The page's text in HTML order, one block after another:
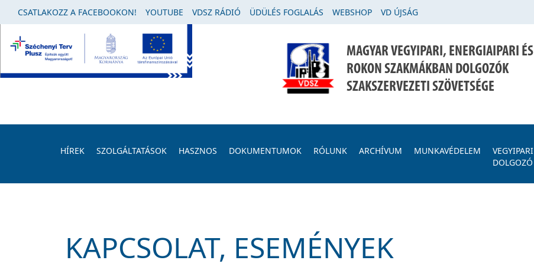
CSATLAKOZZ A FACEBOOKON! YOUTUBE VDSZ RÁDIÓ ÜDÜLÉS FOGLALÁS WEBSHOP VD ÚJSÁG
MAGYAR VEGYIPARI, ENERGIAIPARI ÉS
ROKON SZAKMÁKBAN DOLGOZÓK
SZAKSZERVEZETI SZÖVETSÉGE
HÍREK SZOLGÁLTATÁSOK HASZNOS DOKUMENTUMOK RÓLUNK ARCHÍVUM MUNKAVÉDELEM
VEGYIPARI
DOLGOZÓ
KAPCSOLAT, ESEMÉNYEK